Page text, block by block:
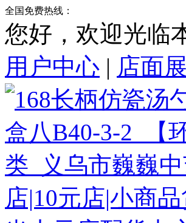
全国免费热线：
您好，欢迎光临
用户中心 | 店面